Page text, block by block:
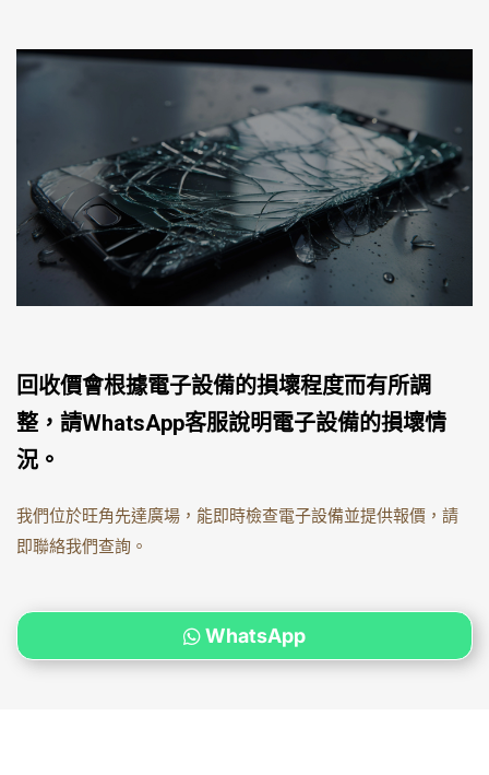
回收價會根據電子設備的損壞程度而有所調
整，請WhatsApp客服說明電子設備的損壞情
況。
我們位於旺角先達廣場，能即時檢查電子設備並提供報價，請
即聯絡我們查詢。
WhatsApp